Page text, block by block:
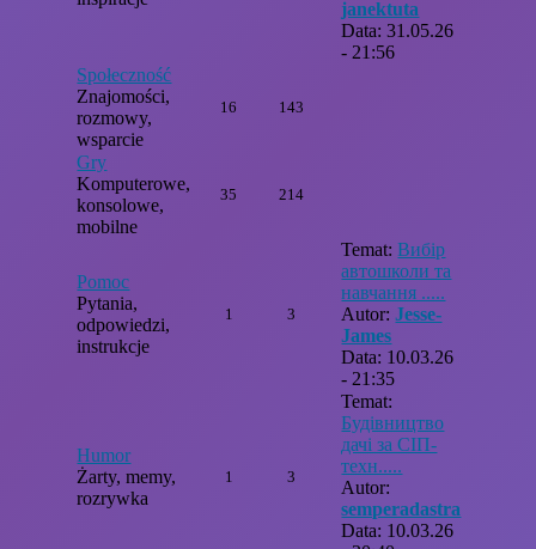
janektuta
Data: 31.05.26
- 21:56
Społeczność
Znajomości,
rozmowy,
wsparcie
16 143
Gry
Komputerowe,
konsolowe,
mobilne
35 214
Pomoc
Pytania,
odpowiedzi,
instrukcje
1 3
Temat:Вибір
автошколи та
навчання .....
Autor:Jesse-
James
Data: 10.03.26
- 21:35
Humor
Żarty, memy,
rozrywka
1 3
Temat:
Будівництво
дачі за СІП-
техн.....
Autor:
semperadastra
Data: 10.03.26